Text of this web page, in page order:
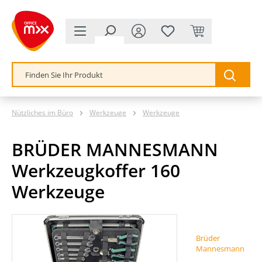
springen
Nützliches im Büro Werkzeuge Werkzeuge
BRÜDER MANNESMANN
Werkzeugkoffer 160
Werkzeuge
Bildergalerie überspringen
Brüder
Mannesmann